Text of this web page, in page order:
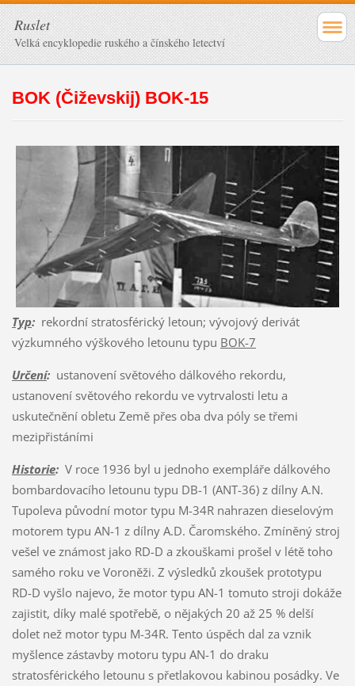
Ruslet
Velká encyklopedie ruského a čínského letectví
BOK (Čiževskij) BOK-15
Typ:rekordní stratosférický letoun; vývojový derivát
výzkumného výškového letounu typu BOK-7
Určení:ustanovení světového dálkového rekordu,
ustanovení světového rekordu ve vytrvalosti letu a
uskutečnění obletu Země přes oba dva póly se třemi
mezipřistáními
Historie:V roce 1936 byl u jednoho exempláře dálkového
bombardovacího letounu typu DB-1 (ANT-36) z dílny A.N.
Tupoleva původní motor typu M-34R nahrazen dieselovým
motorem typu AN-1 z dílny A.D. Čaromského. Zmíněný stroj
vešel ve známost jako RD-D a zkouškami prošel v létě toho
samého roku ve Voroněži. Z výsledků zkoušek prototypu
RD-D vyšlo najevo, že motor typu AN-1 tomuto stroji dokáže
zajistit, díky malé spotřebě, o nějakých 20 až 25 % delší
dolet než motor typu M-34R. Tento úspěch dal za vznik
myšlence zástavby motoru typu AN-1 do draku
stratosférického letounu s přetlakovou kabinou posádky. Ve